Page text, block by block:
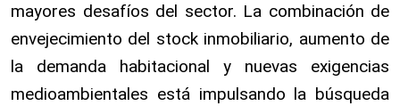
mayores desafíos del sector. La combinación de
envejecimiento del stock inmobiliario, aumento de
la demanda habitacional y nuevas exigencias
medioambientales está impulsando la búsqueda